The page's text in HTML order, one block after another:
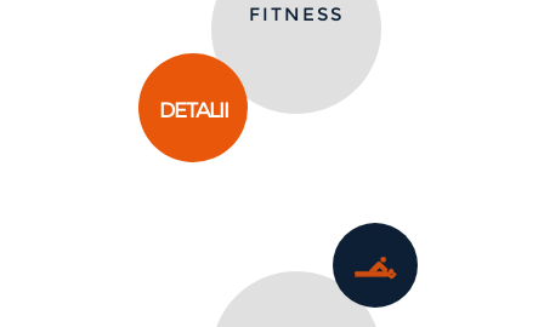
FITNESS
DETALII